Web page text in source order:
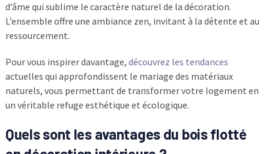
d’âme qui sublime le caractère naturel de la décoration.
L’ensemble offre une ambiance zen, invitant à la détente et au
ressourcement.
Pour vous inspirer davantage, découvrez les tendances
actuelles qui approfondissent le mariage des matériaux
naturels, vous permettant de transformer votre logement en
un véritable refuge esthétique et écologique.
Quels sont les avantages du bois flotté